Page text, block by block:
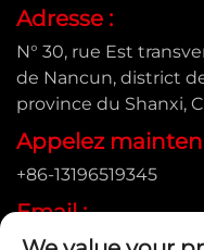
Adresse :
N° 30, rue Est
de Nancun, district
province du Shanxi,
Appelez
+86-13196519345
Email :
[email protected]